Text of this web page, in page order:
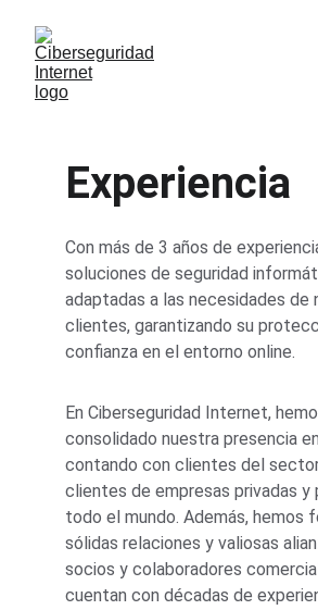
Experiencia
Con más de 3 años de
soluciones de seguridad
adaptadas a las necesidades de
clientes, garantizando su
confianza en el entorno online.
En Ciberseguridad Internet,
consolidado nuestra presencia
contando con clientes del
clientes de empresas privadas y
todo el mundo. Además, hemos
sólidas relaciones y valiosas
socios y colaboradores
cuentan con décadas de